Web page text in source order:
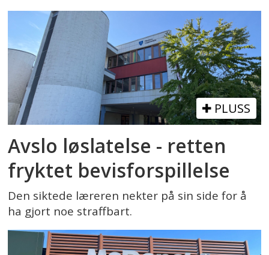
PLUSS
Avslo løslatelse - retten
fryktet bevisforspillelse
Den siktede læreren nekter på sin side for å
ha gjort noe straffbart.